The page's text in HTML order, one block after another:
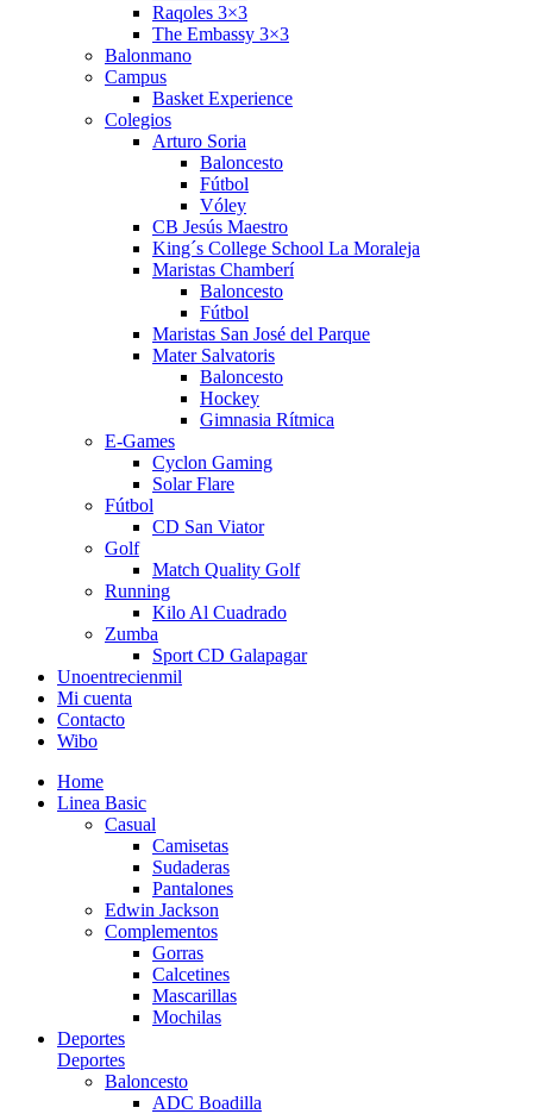
Raqoles 3×3
The Embassy 3×3
Balonmano
Campus
Basket Experience
Colegios
Arturo Soria
Baloncesto
Fútbol
Vóley
CB Jesús Maestro
King´s College School La Moraleja
Maristas Chamberí
Baloncesto
Fútbol
Maristas San José del Parque
Mater Salvatoris
Baloncesto
Hockey
Gimnasia Rítmica
E-Games
Cyclon Gaming
Solar Flare
Fútbol
CD San Viator
Golf
Match Quality Golf
Running
Kilo Al Cuadrado
Zumba
Sport CD Galapagar
Unoentrecienmil
Mi cuenta
Contacto
Wibo
Home
Linea Basic
Casual
Camisetas
Sudaderas
Pantalones
Edwin Jackson
Complementos
Gorras
Calcetines
Mascarillas
Mochilas
Deportes
Deportes
Baloncesto
ADC Boadilla